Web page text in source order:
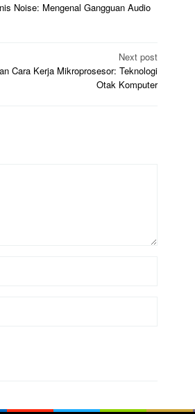
Noise: Mengenal Gangguan Audio
Next post
Cara Kerja Mikroprosesor: Teknologi
Otak Komputer